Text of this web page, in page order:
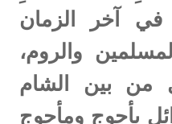
في آخر الزمان
والروم،
من بين الشام
يأجوج ومأجوج